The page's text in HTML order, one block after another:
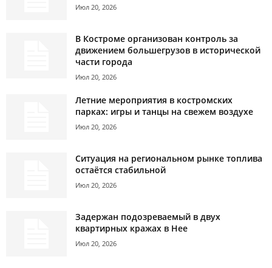
Июл 20, 2026
В Костроме организован контроль за
движением большегрузов в исторической
части города
Июл 20, 2026
Летние мероприятия в костромских
парках: игры и танцы на свежем воздухе
Июл 20, 2026
Ситуация на региональном рынке топлива
остаётся стабильной
Июл 20, 2026
Задержан подозреваемый в двух
квартирных кражах в Нее
Июл 20, 2026